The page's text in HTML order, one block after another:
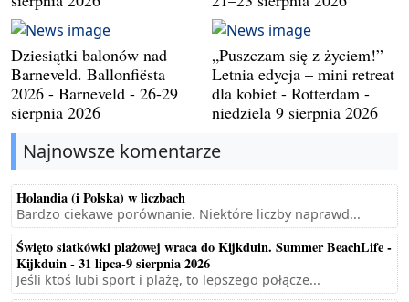
Dziesiątki balonów nad
Barneveld. Ballonfiësta
2026 - Barneveld - 26-29
sierpnia 2026
„Puszczam się z życiem!”
Letnia edycja – mini retreat
dla kobiet - Rotterdam -
niedziela 9 sierpnia 2026
Najnowsze komentarze
Holandia (i Polska) w liczbach
Bardzo ciekawe porównanie. Niektóre liczby naprawd...
Święto siatkówki plażowej wraca do Kijkduin. Summer BeachLife -
Kijkduin - 31 lipca-9 sierpnia 2026
Jeśli ktoś lubi sport i plażę, to lepszego połącze...